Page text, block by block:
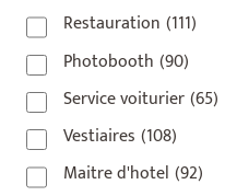
75015 (3)
75016(14)
75017(2)
75018(7)
75019(4)
Restauration (111)
Photobooth (90)
Service voiturier(65)
Vestiaires (108)
Maitre d'hotel (92)